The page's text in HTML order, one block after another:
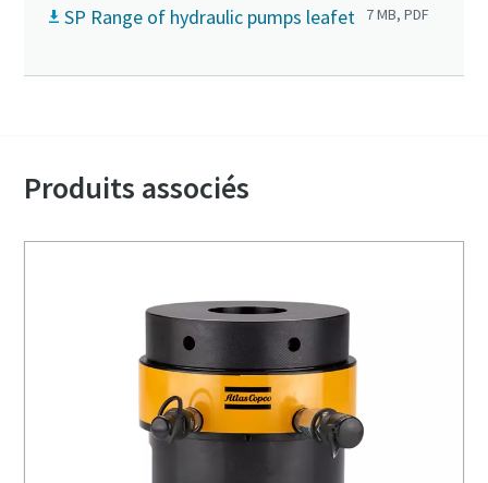
SP Range of hydraulic pumps leafet 7 MB, PDF
Produits associés